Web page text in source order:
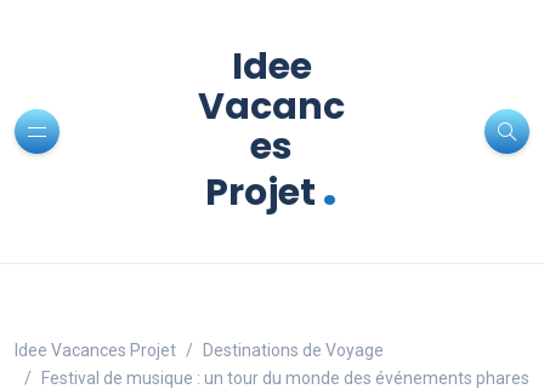
Idee
Vacanc
es
Projet.
Idee Vacances Projet
Destinations de Voyage
Festival de musique : un tour du monde des événements phares